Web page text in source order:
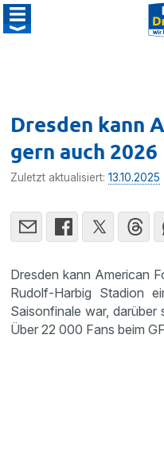
Dresden kann
gern auch 2026
Zuletzt aktualisiert:13.10.2025
Dresden kann American
Rudolf-Harbig Stadion
Saisonfinale war, darüber
Über 22 000 Fans beim